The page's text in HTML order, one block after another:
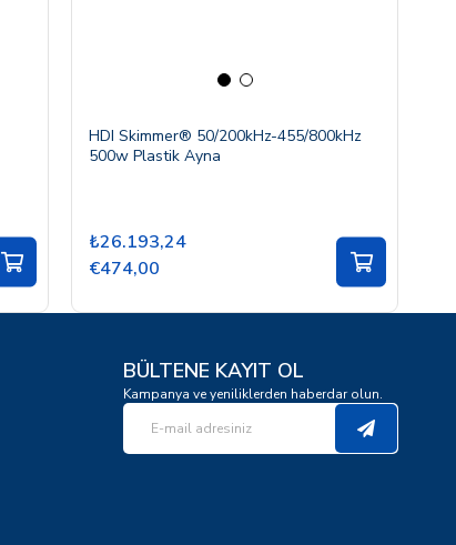
HDI Skimmer® 50/200kHz-455/800kHz
500w Plastik Ayna
₺26.193,24
€474,00
BÜLTENE KAYIT OL
Kampanya ve yeniliklerden haberdar olun.